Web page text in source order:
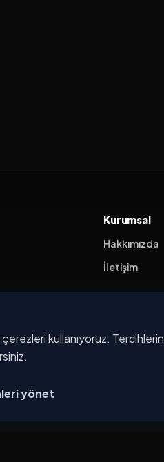
çerezleri kullanıyoruz.
yönet
Kurumsal
Hakkımızda
İletişim